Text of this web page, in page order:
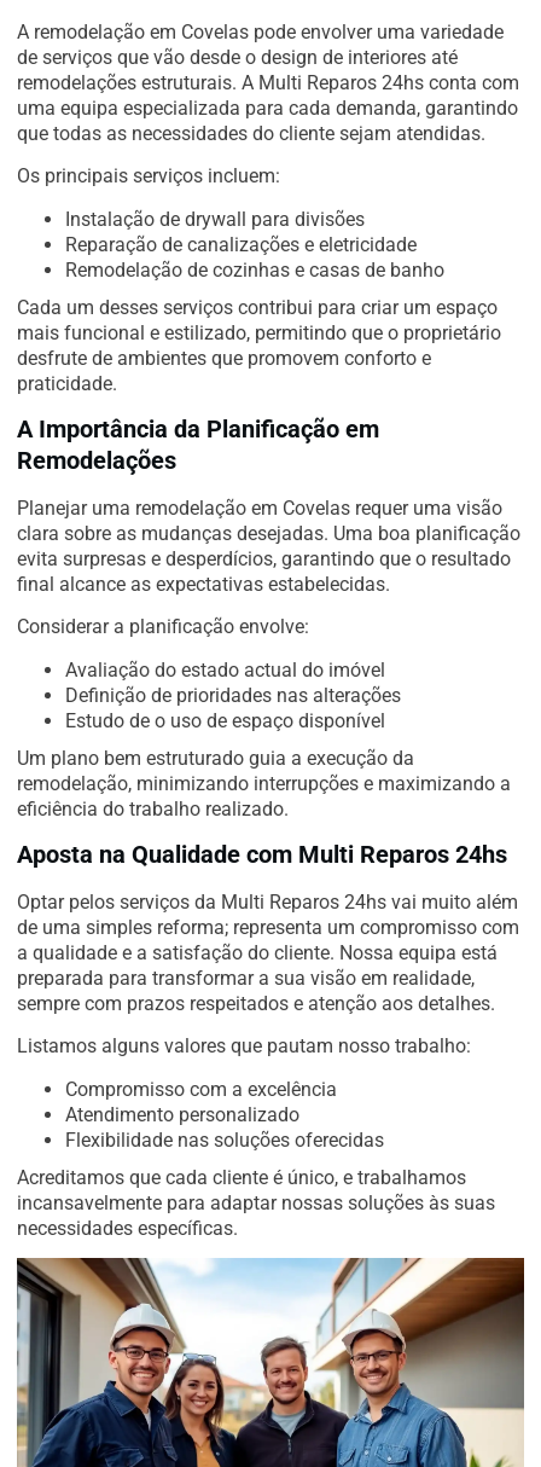
A remodelação em Covelas pode envolver uma variedade
de serviços que vão desde o design de interiores até
remodelações estruturais. A Multi Reparos 24hs conta com
uma equipa especializada para cada demanda, garantindo
que todas as necessidades do cliente sejam atendidas.
Os principais serviços incluem:
Instalação de drywall para divisões
Reparação de canalizações e eletricidade
Remodelação de cozinhas e casas de banho
Cada um desses serviços contribui para criar um espaço
mais funcional e estilizado, permitindo que o proprietário
desfrute de ambientes que promovem conforto e
praticidade.
A Importância da Planificação em
Remodelações
Planejar uma remodelação em Covelas requer uma visão
clara sobre as mudanças desejadas. Uma boa planificação
evita surpresas e desperdícios, garantindo que o resultado
final alcance as expectativas estabelecidas.
Considerar a planificação envolve:
Avaliação do estado actual do imóvel
Definição de prioridades nas alterações
Estudo de o uso de espaço disponível
Um plano bem estruturado guia a execução da
remodelação, minimizando interrupções e maximizando a
eficiência do trabalho realizado.
Aposta na Qualidade com Multi Reparos 24hs
Optar pelos serviços da Multi Reparos 24hs vai muito além
de uma simples reforma; representa um compromisso com
a qualidade e a satisfação do cliente. Nossa equipa está
preparada para transformar a sua visão em realidade,
sempre com prazos respeitados e atenção aos detalhes.
Listamos alguns valores que pautam nosso trabalho:
Compromisso com a excelência
Atendimento personalizado
Flexibilidade nas soluções oferecidas
Acreditamos que cada cliente é único, e trabalhamos
incansavelmente para adaptar nossas soluções às suas
necessidades específicas.